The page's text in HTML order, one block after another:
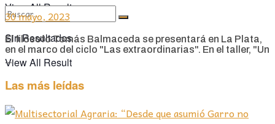
View All Result
Sin Resultados
View All Result
30 mayo, 2023
El filósofo Tomás Balmaceda se presentará en La Plata,
en el marco del ciclo "Las extraordinarias". En el taller, "Un
...
Las más leídas